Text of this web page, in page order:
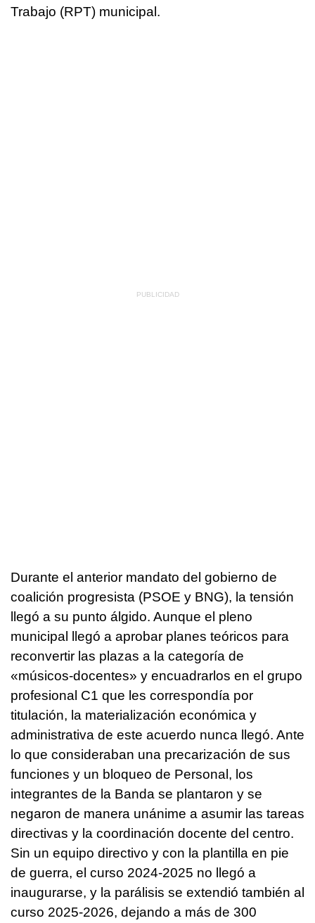
Trabajo (RPT) municipal.
Durante el anterior mandato del gobierno de
coalición progresista (PSOE y BNG), la tensión
llegó a su punto álgido. Aunque el pleno
municipal llegó a aprobar planes teóricos para
reconvertir las plazas a la categoría de
«músicos-docentes» y encuadrarlos en el grupo
profesional C1 que les correspondía por
titulación, la materialización económica y
administrativa de este acuerdo nunca llegó. Ante
lo que consideraban una precarización de sus
funciones y un bloqueo de Personal, los
integrantes de la Banda se plantaron y se
negaron de manera unánime a asumir las tareas
directivas y la coordinación docente del centro.
Sin un equipo directivo y con la plantilla en pie
de guerra, el curso 2024-2025 no llegó a
inaugurarse, y la parálisis se extendió también al
curso 2025-2026, dejando a más de 300